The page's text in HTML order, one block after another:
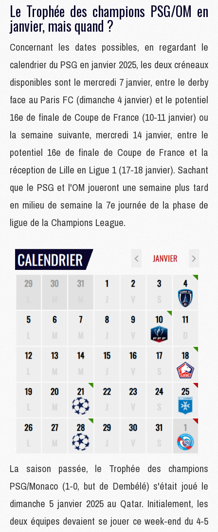
Le Trophée des champions PSG/OM en
janvier, mais quand ?
Concernant les dates possibles, en regardant le
calendrier du PSG en janvier 2025, les deux créneaux
disponibles sont le mercredi 7 janvier, entre le derby
face au Paris FC (dimanche 4 janvier) et le potentiel
16e de finale de Coupe de France (10-11 janvier) ou
la semaine suivante, mercredi 14 janvier, entre le
potentiel 16e de finale de Coupe de France et la
réception de Lille en Ligue 1 (17-18 janvier). Sachant
que le PSG et l'OM joueront une semaine plus tard
en milieu de semaine la 7e journée de la phase de
ligue de la Champions League.
La saison passée, le Trophée des champions
PSG/Monaco (1-0, but de Dembélé) s'était joué le
dimanche 5 janvier 2025 au Qatar. Initialement, les
deux équipes devaient se jouer ce week-end du 4-5